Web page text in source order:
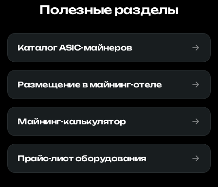
Полезные разделы
Каталог ASIC-майнеров
Размещение в майнинг-отеле
Майнинг-калькулятор
Прайс-лист оборудования